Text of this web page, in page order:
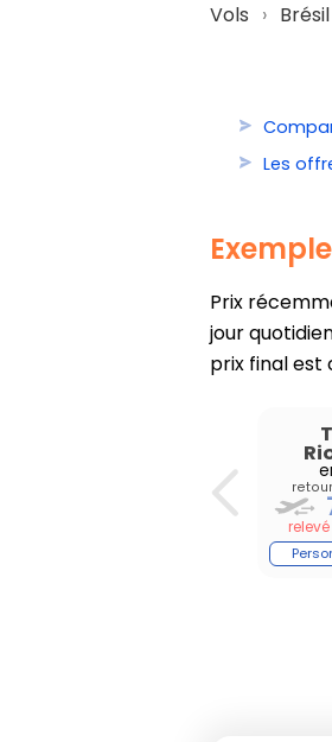
Vols Brésil
Prix
jour
prix final est
Les